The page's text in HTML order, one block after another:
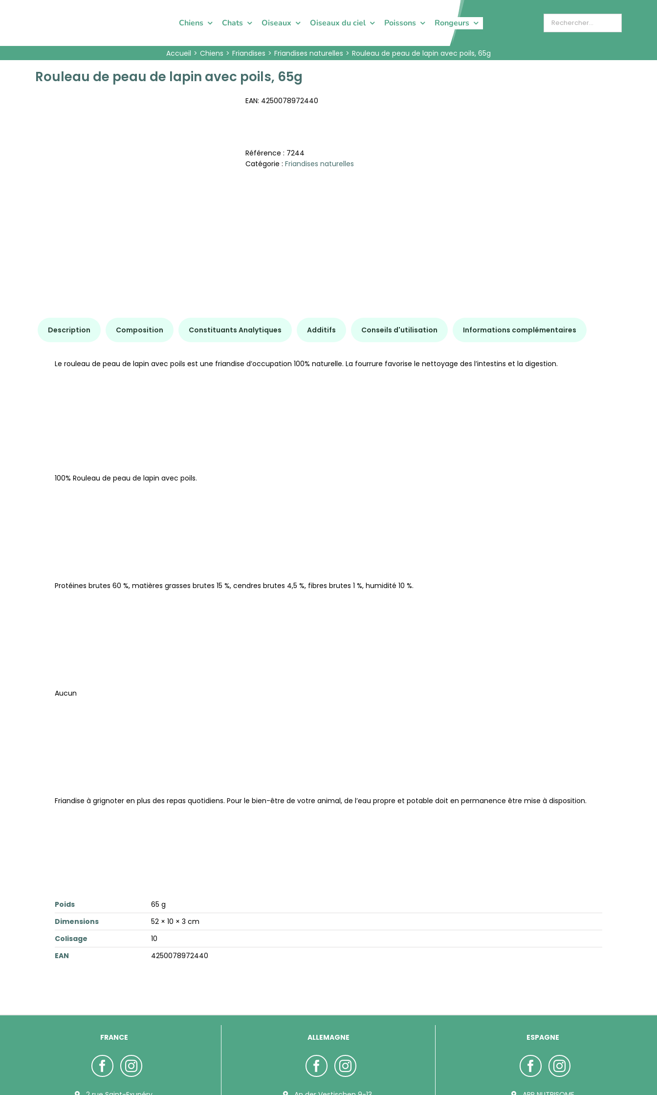
Chiens Chats Oiseaux Oiseaux du ciel Poissons Rongeurs
Accueil Chiens Friandises Friandises naturelles Rouleau de peau de lapin avec poils, 65g
Rouleau de peau de lapin avec poils, 65g
EAN: 4250078972440
Référence : 7244
Catégorie : Friandises naturelles
Description Composition Constituants Analytiques Additifs Conseils d'utilisation Informations complémentaires
Le rouleau de peau de lapin avec poils est une friandise d’occupation 100% naturelle. La fourrure favorise le nettoyage des l’intestins et la digestion.
100% Rouleau de peau de lapin avec poils.
Protéines brutes 60 %, matières grasses brutes 15 %, cendres brutes 4,5 %, fibres brutes 1 %, humidité 10 %.
Aucun
Friandise à grignoter en plus des repas quotidiens. Pour le bien-être de votre animal, de l’eau propre et potable doit en permanence être mise à disposition.
Poids
65 g
Dimensions
52 × 10 × 3 cm
Colisage
10
EAN
4250078972440
FRANCE ALLEMAGNE ESPAGNE